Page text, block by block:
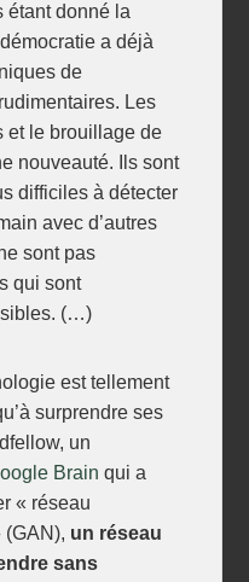
étant donné la
a déjà
de
Les
et le brouillage de
nouveauté. Ils sont
difficiles à détecter
avec d’autres
sont pas
qui sont
(…)
est tellement
surprendre ses
un
Brain qui a
« réseau
(GAN), un réseau
sans